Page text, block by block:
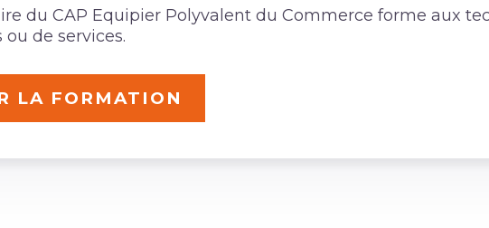
du CAP Equipier Polyvalent du Commerce forme aux
de services.
LA FORMATION